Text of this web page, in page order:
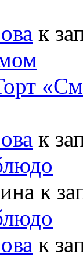
к
к
к
к